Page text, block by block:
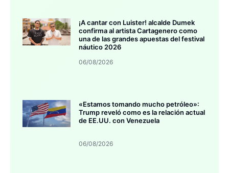
¡A cantar con Luister! alcalde Dumek
confirma al artista Cartagenero como
una de las grandes apuestas del festival
náutico 2026
06/08/2026
«Estamos tomando mucho petróleo»:
Trump reveló como es la relación actual
de EE.UU. con Venezuela
06/08/2026